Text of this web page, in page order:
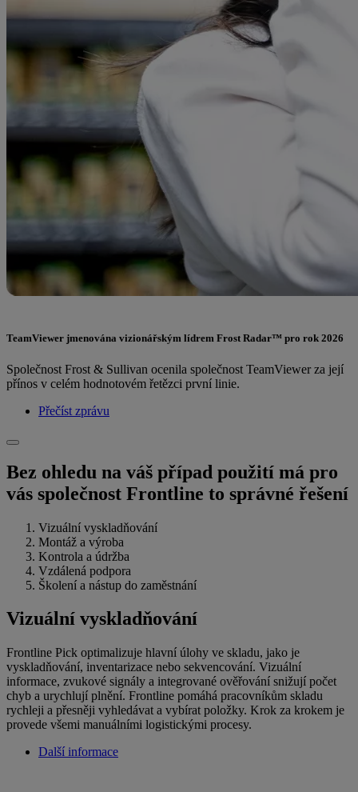
TeamViewer jmenována vizionářským lídrem Frost Radar™ pro rok 2026
Společnost Frost & Sullivan ocenila společnost TeamViewer za její
přínos v celém hodnotovém řetězci první linie.
Přečíst zprávu
Bez ohledu na váš případ použití má pro
vás společnost Frontline to správné řešení
Vizuální vyskladňování
Montáž a výroba
Kontrola a údržba
Vzdálená podpora
Školení a nástup do zaměstnání
Vizuální vyskladňování
Frontline Pick optimalizuje hlavní úlohy ve skladu, jako je
vyskladňování, inventarizace nebo sekvencování. Vizuální
informace, zvukové signály a integrované ověřování snižují počet
chyb a urychlují plnění. Frontline pomáhá pracovníkům skladu
rychleji a přesněji vyhledávat a vybírat položky. Krok za krokem je
provede všemi manuálními logistickými procesy.
Další informace